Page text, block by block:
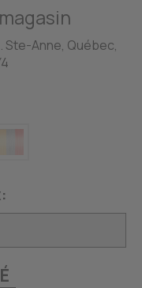
Ste-Anne, Québec,